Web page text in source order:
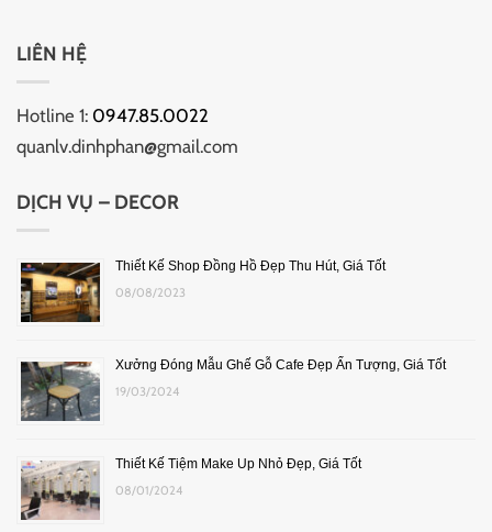
LIÊN HỆ
Hotline 1: 0947.85.0022
quanlv.dinhphan@gmail.com
DỊCH VỤ – DECOR
Thiết Kế Shop Đồng Hồ Đẹp Thu Hút, Giá Tốt
08/08/2023
Xưởng Đóng Mẫu Ghế Gỗ Cafe Đẹp Ấn Tượng, Giá Tốt
19/03/2024
Thiết Kế Tiệm Make Up Nhỏ Đẹp, Giá Tốt
08/01/2024